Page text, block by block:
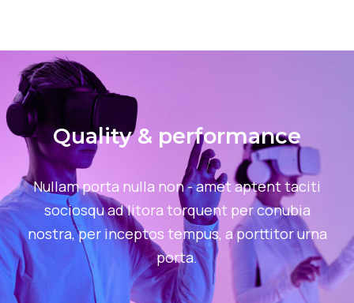
Quality & performance
Nullam porta nulla non - amet aptent taciti
sociosqu ad litora torquent per conubia
nostra, per inceptos tempus, a porttitor urna
porta.